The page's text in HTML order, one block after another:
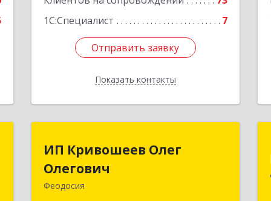
1С:Специалист
7
Отправить заявку
Показать контакты
Отправить заявку
Назад
ИП Кривошеев Олег
Олегович
Феодосия
Олегович